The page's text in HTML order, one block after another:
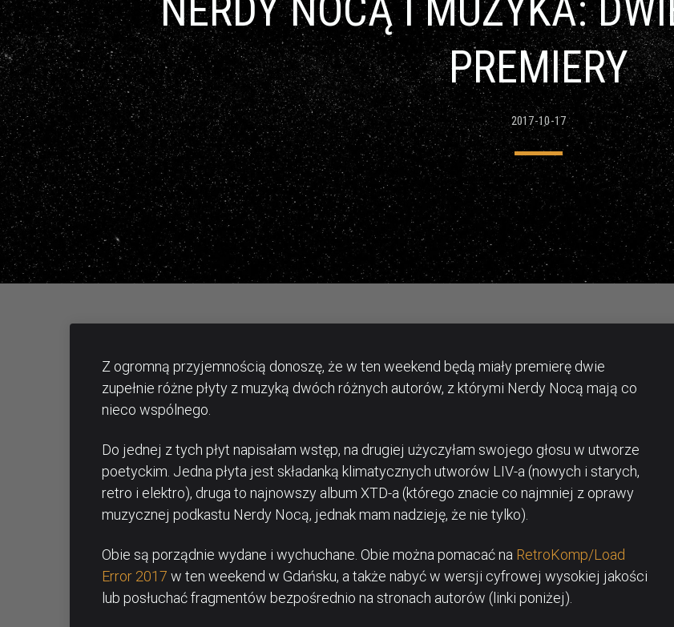
PREMIERY
2017-10-17
Z ogromną przyjemnością donoszę, że w ten weekend będą miały premierę dwie
zupełnie różne płyty z muzyką dwóch różnych autorów, z którymi Nerdy Nocą mają co
nieco wspólnego.
Do jednej z tych płyt napisałam wstęp, na drugiej użyczyłam swojego głosu w utworze
poetyckim. Jedna płyta jest składanką klimatycznych utworów LIV-a (nowych i starych,
retro i elektro), druga to najnowszy album XTD-a (którego znacie co najmniej z oprawy
muzycznej podkastu Nerdy Nocą, jednak mam nadzieję, że nie tylko).
Obie są porządnie wydane i wychuchane. Obie można pomacać na RetroKomp/Load
Error 2017 w ten weekend w Gdańsku, a także nabyć w wersji cyfrowej wysokiej jakości
lub posłuchać fragmentów bezpośrednio na stronach autorów (linki poniżej).